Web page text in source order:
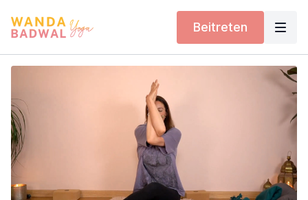
Beitreten